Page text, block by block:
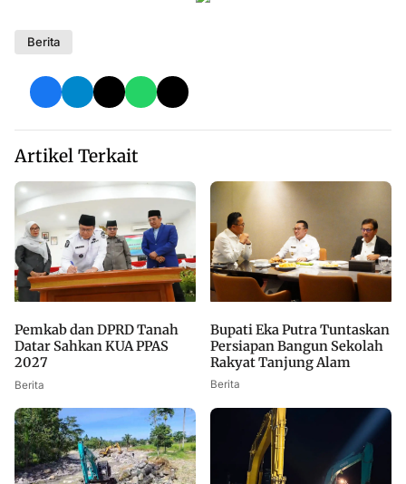
Berita
Artikel Terkait
Pemkab dan DPRD Tanah
Datar Sahkan KUA PPAS
2027
Berita
Bupati Eka Putra Tuntaskan
Persiapan Bangun Sekolah
Rakyat Tanjung Alam
Berita